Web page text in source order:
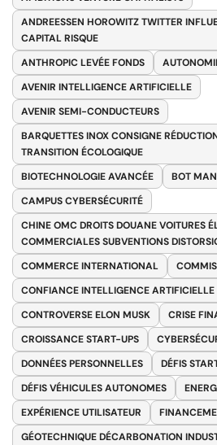
ANDREESSEN HOROWITZ TWITTER
CAPITAL RISQUE
ANTHROPIC LEVÉE FONDS
AVENIR INTELLIGENCE ARTIFICIELLE
AVENIR SEMI-CONDUCTEURS
BARQUETTES INOX CONSIGNE
TRANSITION ÉCOLOGIQUE
BIOTECHNOLOGIE AVANCÉE
BOT
CAMPUS CYBERSÉCURITÉ
CHINE OMC DROITS DOUANE VOITURES
COMMERCIALES SUBVENTIONS
COMMERCE INTERNATIONAL
CONFIANCE INTELLIGENCE ARTIFICIELLE
CONTROVERSE ELON MUSK
CRISE
CROISSANCE START-UPS
DONNÉES PERSONNELLES
DÉFIS
DÉFIS VÉHICULES AUTONOMES
EXPÉRIENCE UTILISATEUR
GÉOTECHNIQUE DÉCARBONATION